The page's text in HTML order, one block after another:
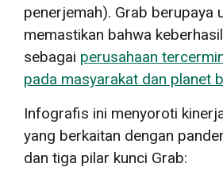
penerjemah). Grab berupaya
memastikan bahwa
sebagai perusahaan
pada masyarakat dan planet
Infografis ini menyoroti
yang berkaitan dengan
dan tiga pilar kunci Grab: